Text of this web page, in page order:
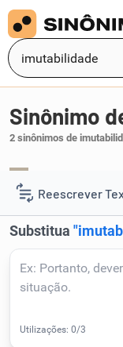
Reescrever
Resumir Texto
Corrigir Texto
Detector de IA
Sinônimo
2 sinônimos de